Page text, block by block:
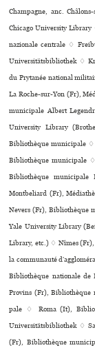
Champagne, anc.
Chicago University
nazio­nale cen­trale ♢
Universitätsbibliothek ♢
du Prytanée national
La Roche-sur-Yon (Fr),
muni­ci­pale Albert
University Library
Bibliothèque muni­ci­pale
Bibliothèque muni­ci­pale
Bibliothèque muni­ci­pale
Montbeliard (Fr),
Nevers (Fr), Bibliothèque
Yale University Library
Library, etc.) ♢ Nîmes
la com­mu­nauté
Bibliothèque nationale de
Provins (Fr),
pale ♢ Roma (It),
Universitätsbibliothek ♢
(Fr), Bibliothèque